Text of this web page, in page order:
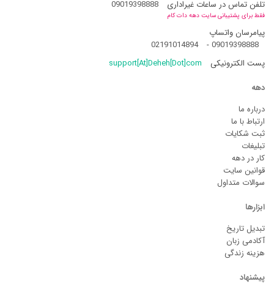
تلفن تماس در ساعات غیراداری 09019398888
فقط برای پشتیبانی سایت دهه دات کام
پیامرسان واتساپ
09019398888
-
02191014894
پست الکترونیکی
support[At]Deheh[Dot]com
دهه
درباره ما
ارتباط با ما
ثبت شکایات
تبلیغات
کار در دهه
قوانین سایت
سوالات متداول
ابزارها
تبدیل تاریخ
آکادمی زبان
هزینه زندگی
پیشنهاد